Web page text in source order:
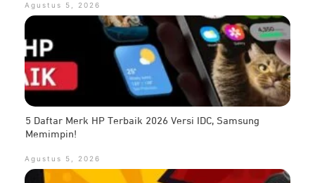
Agustus 5, 2026
5 Daftar Merk HP Terbaik 2026 Versi IDC, Samsung
Memimpin!
Agustus 5, 2026